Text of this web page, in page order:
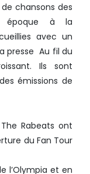
chansons des
époque à la
avec un
presse Au fil du
Ils sont
émissions de
Rabeats ont
du Fan Tour
l’Olympia et en